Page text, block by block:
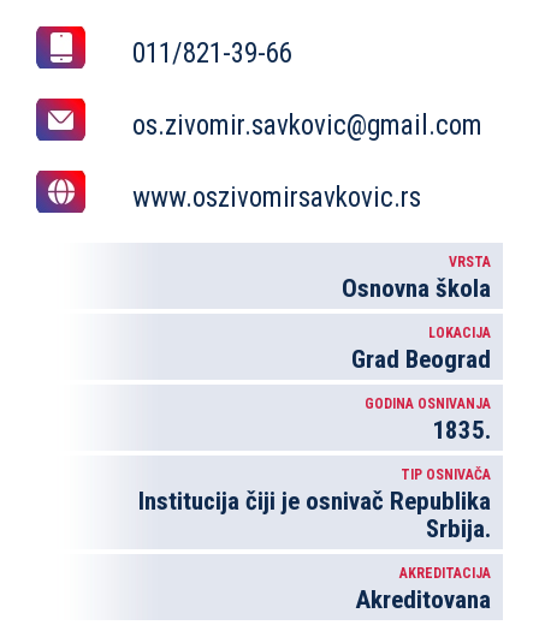
011/821-39-66
os.zivomir.savkovic@gmail.com
www.oszivomirsavkovic.rs
VRSTA
Osnovna škola
LOKACIJA
Grad Beograd
GODINA OSNIVANJA
1835.
TIP OSNIVAČA
Institucija čiji je osnivač Republika
Srbija.
AKREDITACIJA
Akreditovana